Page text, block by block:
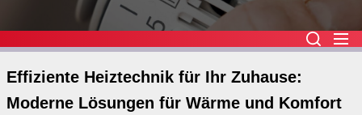
Effiziente Heiztechnik für Ihr Zuhause:
Moderne Lösungen für Wärme und Komfort